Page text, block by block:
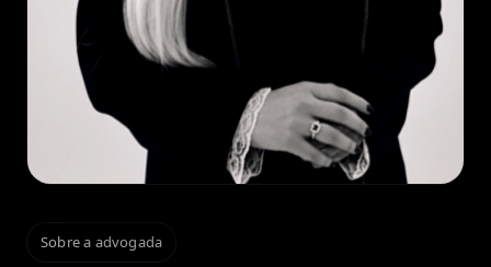
Sobre a advogada